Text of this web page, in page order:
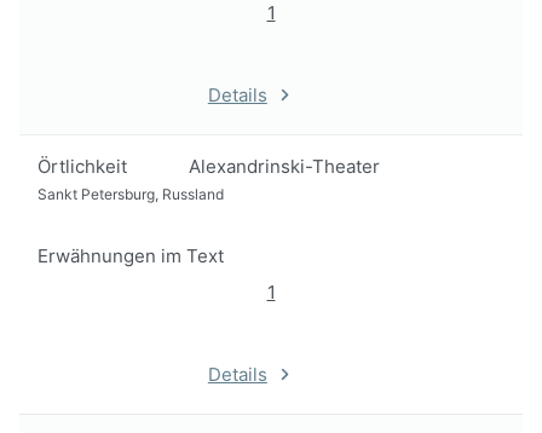
1
Details
Örtlichkeit Alexandrinski-Theater
Sankt Petersburg, Russland
Erwähnungen im Text
1
Details